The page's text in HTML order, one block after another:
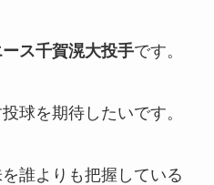
ース千賀滉大投手です。
球を期待したいです。
誰よりも把握している